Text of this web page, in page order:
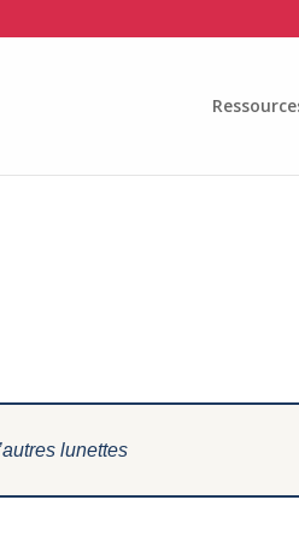
lunettes